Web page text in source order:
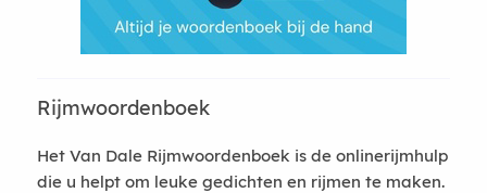
Rijmwoordenboek
Het Van Dale Rijmwoordenboek is de onlinerijmhulp
die u helpt om leuke gedichten en rijmen te maken.